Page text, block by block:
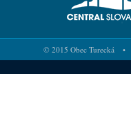
© 2015 Obec Turecká